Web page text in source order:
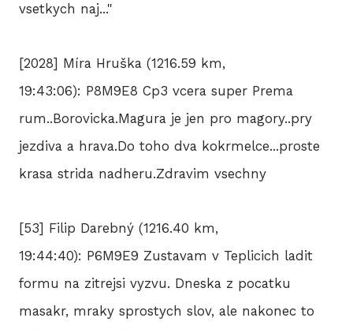
vsetkych naj..."
[2028] Míra Hruška (1216.59 km,
19:43:06): P8M9E8 Cp3 vcera super Prema
rum..Borovicka.Magura je jen pro magory..pry
jezdiva a hrava.Do toho dva kokrmelce...proste
krasa strida nadheru.Zdravim vsechny
[53] Filip Darebný (1216.40 km,
19:44:40): P6M9E9 Zustavam v Teplicich ladit
formu na zitrejsi vyzvu. Dneska z pocatku
masakr, mraky sprostych slov, ale nakonec to